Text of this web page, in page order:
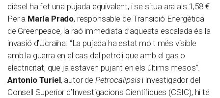
dièsel ha fet una pujada equivalent, i se situa ara als 1,58 €.
Per a María Prado, responsable de Transició Energètica
de Greenpeace, la raó immediata d’aquesta escalada és la
invasió d’Ucraïna: “La pujada ha estat molt més visible
amb la guerra en el cas del petroli que amb el gas o
electricitat, que ja estaven pujant en els últims mesos”.
Antonio Turiel, autor de Petrocalipsisi investigador del
Consell Superior d’Investigacions Científiques (CSIC), hi té